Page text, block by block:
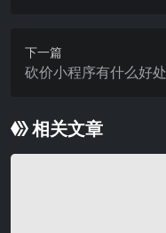
下一篇
砍价小程序有什么好处
相关文章